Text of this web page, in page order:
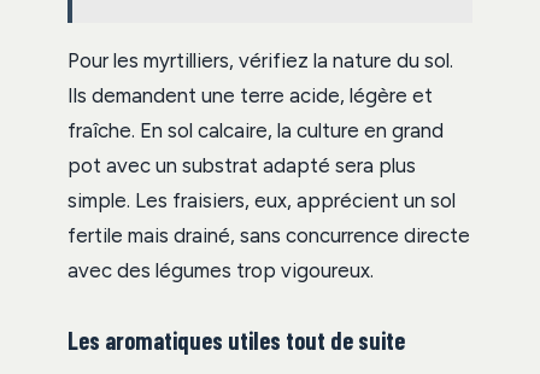
Pour les myrtilliers, vérifiez la nature du sol.
Ils demandent une terre acide, légère et
fraîche. En sol calcaire, la culture en grand
pot avec un substrat adapté sera plus
simple. Les fraisiers, eux, apprécient un sol
fertile mais drainé, sans concurrence directe
avec des légumes trop vigoureux.
Les aromatiques utiles tout de suite